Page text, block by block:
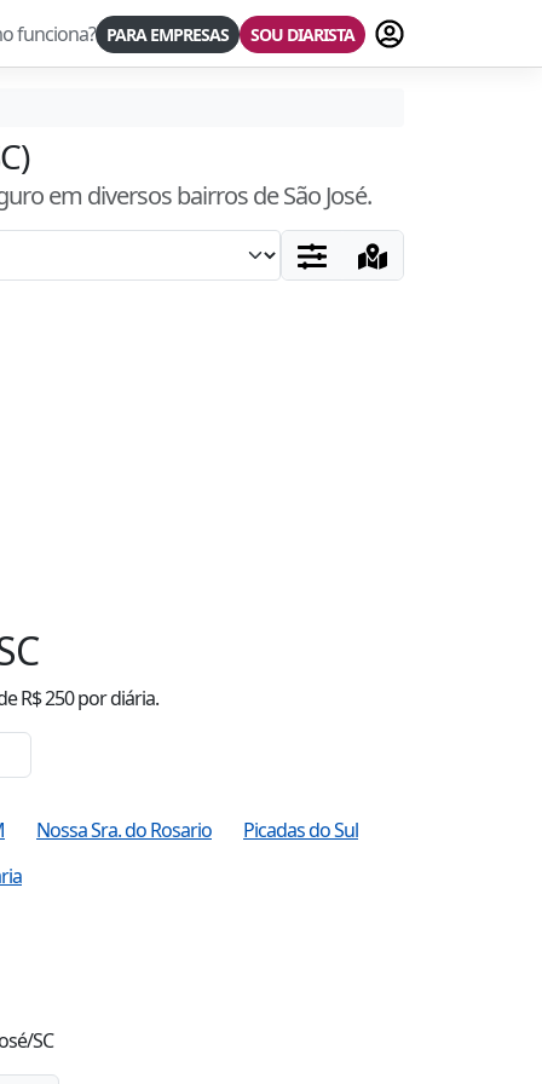
funciona? PARA EMPRESAS SOU DIARISTA Fazer login
em diversos bairrosde São José.
R$250por diária.
Nossa Sra. do Rosario
Picadas do Sul
SC